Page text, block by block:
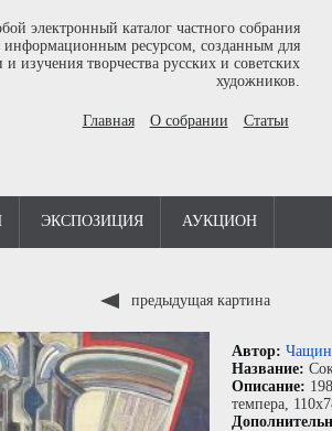
электронный каталог частного собрания
информационным ресурсом, созданным для
изучения творчества русских и советских
художников.
Главная О собрании Статьи
ЭКСПОЗИЦИЯ АУКЦИОН
предыдущая картина
Автор:
Название:
Описание:
темпера,